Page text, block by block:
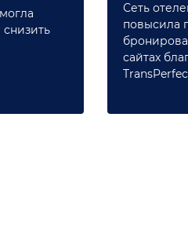
Сеть
повысила
сайтах